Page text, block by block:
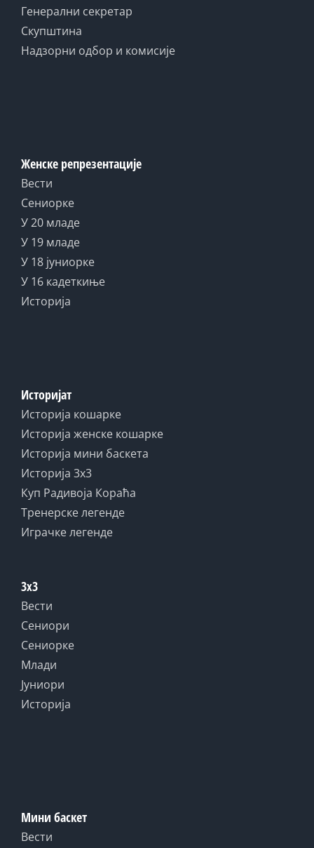
Генерални секретар
Скупштина
Надзорни одбор и комисије
Женске репрезентације
Вести
Сениорке
У 20 младе
У 19 младе
У 18 јуниорке
У 16 кадеткиње
Историја
Историјат
Историја кошарке
Историја женске кошарке
Историја мини баскета
Историја 3x3
Куп Радивоја Кораћа
Тренерске легенде
Играчке легенде
3x3
Вести
Сениори
Сениорке
Млади
Јуниори
Историја
Мини баскет
Вести